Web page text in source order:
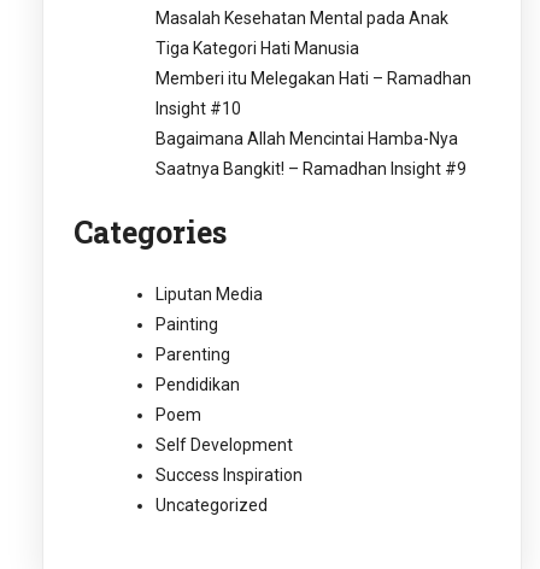
Masalah Kesehatan Mental pada Anak
Tiga Kategori Hati Manusia
Memberi itu Melegakan Hati – Ramadhan
Insight #10
Bagaimana Allah Mencintai Hamba-Nya
Saatnya Bangkit! – Ramadhan Insight #9
Categories
Liputan Media
Painting
Parenting
Pendidikan
Poem
Self Development
Success Inspiration
Uncategorized